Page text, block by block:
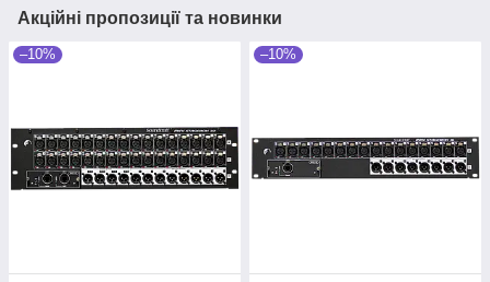
Акційні пропозиції та новинки
–10% –10%